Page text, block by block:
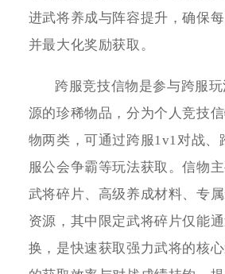
进武将养成与阵容提升，确保
并最大化奖励获取。
跨服竞技信物是参与跨服
源的珍稀物品，分为个人竞技
物两类，可通过跨服1v1对战、
服公会争霸等玩法获取。信物
武将碎片、高级养成材料、专
资源，其中限定武将碎片仅能
换，是快速获取强力武将的核